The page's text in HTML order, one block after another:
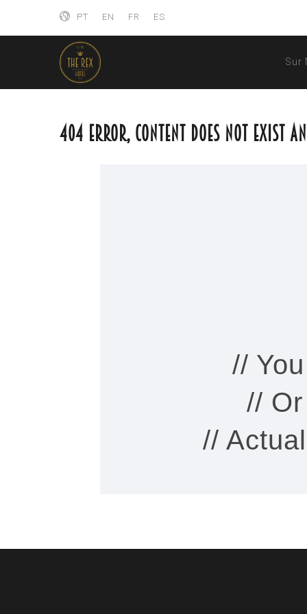
PT EN FR ES
Sur
404 Error, content does not exist
//
//
//